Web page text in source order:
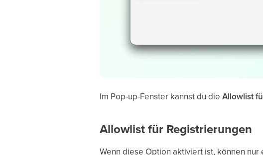
Im Pop-up-Fenster kannst du die Allowlist
Allowlist für Registrierungen
Wenn diese Option aktiviert ist, können